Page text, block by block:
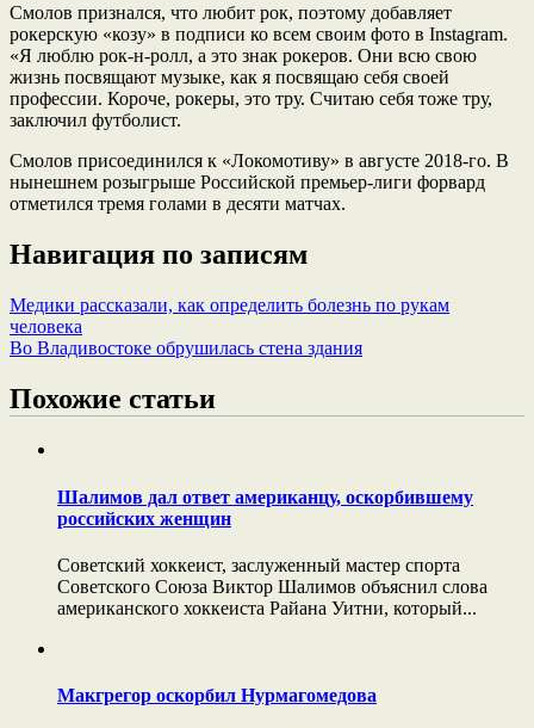
Смолов признался, что любит рок, поэтому добавляет
рокерскую «козу» в подписи ко всем своим фото в Instagram.
«Я люблю рок-н-ролл, а это знак рокеров. Они всю свою
жизнь посвящают музыке, как я посвящаю себя своей
профессии. Короче, рокеры, это тру. Считаю себя тоже тру,
заключил футболист.
Смолов присоединился к «Локомотиву» в августе 2018-го. В
нынешнем розыгрыше Российской премьер-лиги форвард
отметился тремя голами в десяти матчах.
Навигация по записям
Медики рассказали, как определить болезнь по рукам
человека
Во Владивостоке обрушилась стена здания
Похожие статьи
Шалимов дал ответ американцу, оскорбившему
российских женщин
Советский хоккеист, заслуженный мастер спорта
Советского Союза Виктор Шалимов объяснил слова
американского хоккеиста Райана Уитни, который...
Макгрегор оскорбил Нурмагомедова